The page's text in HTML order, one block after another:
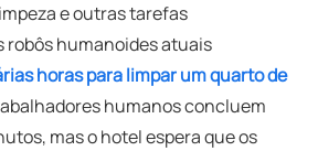
e outras tarefas
robôs humanoides atuais
horas para limpar um quarto de
humanos concluem
mas o hotel espera que os